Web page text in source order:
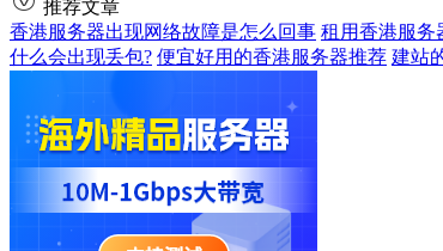
推荐文章
香港服务器出现网络故障是怎么回事 租用香港服务
什么会出现丢包? 便宜好用的香港服务器推荐 建站